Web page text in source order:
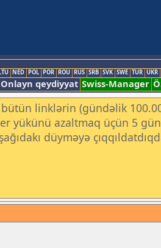
NED POL POR ROU RUS SRB SVK SWE TUR UKR
Onlayn qeydiyyat Swiss-Manager
linklərin (gündəlik
yükünü azaltmaq üçün 5
düyməyə